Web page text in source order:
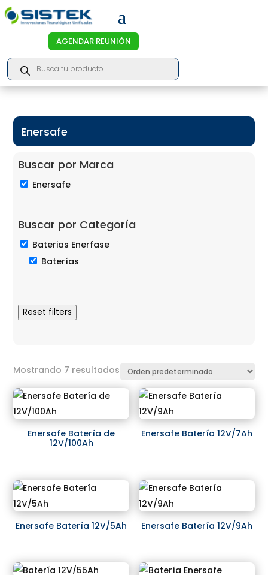
AGENDAR REUNIÓN
Products
search
Enersafe
Buscar por Marca
Enersafe
Buscar por Categoría
Baterias Enerfase
Baterías
Reset filters
Mostrando 7 resultados
Enersafe Batería de
12V/100Ah
Enersafe Batería 12V/7Ah
Enersafe Batería 12V/5Ah Enersafe Batería 12V/9Ah